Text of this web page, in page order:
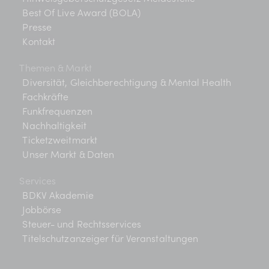
Best Of Live Award (BOLA)
Presse
Kontakt
Themen & Markt
Diversität, Gleichberechtigung & Mental Health
Fachkräfte
Funkfrequenzen
Nachhaltigkeit
Ticketzweitmarkt
Unser Markt & Daten
Services
BDKV Akademie
Jobbörse
Steuer- und Rechtsservices
Titelschutzanzeiger für Veranstaltungen